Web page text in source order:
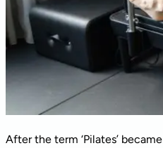
After the term ‘Pilates’